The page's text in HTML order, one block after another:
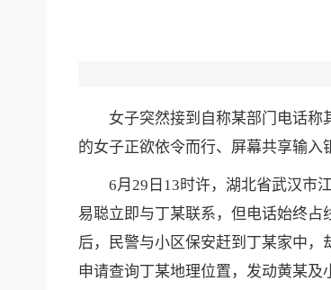
女子突然接到自称某部门电话称
的女子正欲依令而行、屏幕共享输
6月29日13时许，湖北省武汉市江
易聪立即与丁某联系，但电话始终
后，民警与小区保安赶到丁某家中
申请查询丁某地理位置，发动黄某